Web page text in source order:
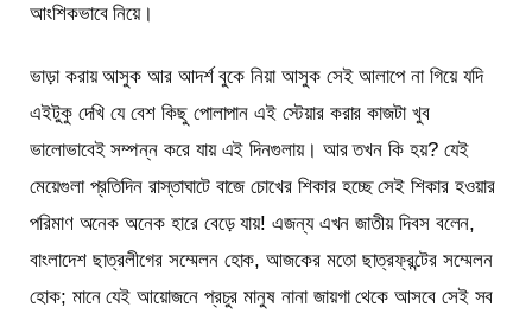
আংশিকভাবে নিয়ে।
ভাড়া করায় আসুক আর আদর্শ বুকে নিয়া আসুক সেই আলাপে না গিয়ে যদি
এইটুকু দেখি যে বেশ কিছু পোলাপান এই স্টেয়ার করার কাজটা খুব
ভালোভাবেই সম্পন্ন করে যায় এই দিনগুলায়। আর তখন কি হয়? যেই
মেয়েগুলা প্রতিদিন রাস্তাঘাটে বাজে চোখের শিকার হচ্ছে সেই শিকার হওয়ার
পরিমাণ অনেক অনেক হারে বেড়ে যায়! এজন্য এখন জাতীয় দিবস বলেন,
বাংলাদেশ ছাত্রলীগের সম্মেলন হোক, আজকের মতো ছাত্রফ্রন্টের সম্মেলন
হোক; মানে যেই আয়োজনে প্রচুর মানুষ নানা জায়গা থেকে আসবে সেই সব